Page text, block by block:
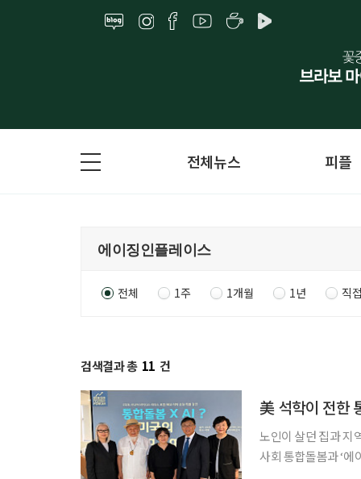
전체뉴스 피플
전체 1주 1개월 1년 직
검색결과 총 11 건
美 석학이 전한
노인이 살던 집과 지
사회 통합돌봄과 ‘